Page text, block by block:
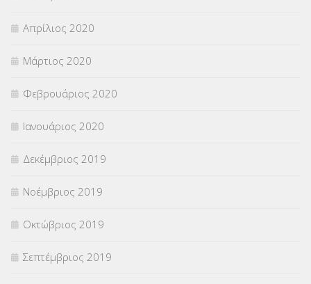
Απρίλιος 2020
Μάρτιος 2020
Φεβρουάριος 2020
Ιανουάριος 2020
Δεκέμβριος 2019
Νοέμβριος 2019
Οκτώβριος 2019
Σεπτέμβριος 2019